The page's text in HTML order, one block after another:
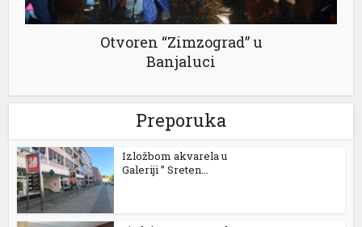
Otvoren “Zimzograd” u
Banjaluci
Preporuka
Izložbom akvarela u
Galeriji ” Sreten...